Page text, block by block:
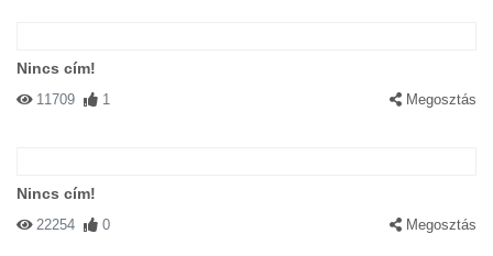
Nincs cím!
11709 1 Megosztás
Nincs cím!
22254 0 Megosztás